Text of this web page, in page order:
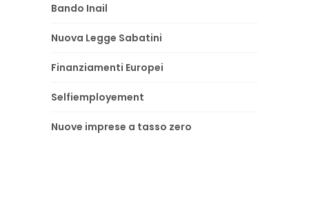
Bando Inail
Nuova Legge Sabatini
Finanziamenti Europei
Selfiemployement
Nuove imprese a tasso zero